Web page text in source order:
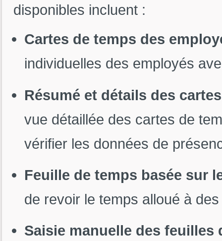
disponibles incluent :
Cartes de temps des
individuelles des employés
Résumé et détails des
vue détaillée des cartes de
vérifier les données de
Feuille de temps basée sur
de revoir le temps alloué à
Saisie manuelle des feuilles